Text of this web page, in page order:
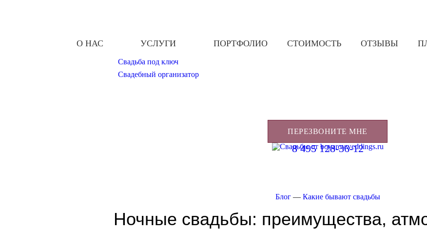
О НАС УСЛУГИ
Свадьба под ключ
Свадебный организатор
ПОРТФОЛИО СТОИМОСТЬ ОТЗЫВЫ
ПЕРЕЗВОНИТЕ МНЕ
8 495 128-36-12
Блог— Какие бывают свадьбы
Ночные свадьбы: преимущества,